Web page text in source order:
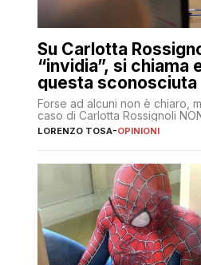
Su Carlotta
“invidia”, si chiama
questa sconosciuta
Forse ad alcuni non è chiaro,
caso di Carlotta Rossignoli
LORENZO TOSA-OPINIONI